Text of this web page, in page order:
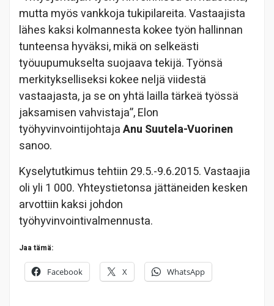
mutta myös vankkoja tukipilareita. Vastaajista
lähes kaksi kolmannesta kokee työn hallinnan
tunteensa hyväksi, mikä on selkeästi
työuupumukselta suojaava tekijä. Työnsä
merkitykselliseksi kokee neljä viidestä
vastaajasta, ja se on yhtä lailla tärkeä työssä
jaksamisen vahvistaja”, Elon
työhyvinvointijohtajaAnu Suutela-Vuorinen
sanoo.
Kyselytutkimus tehtiin 29.5.-9.6.2015. Vastaajia
oli yli 1 000. Yhteystietonsa jättäneiden kesken
arvottiin kaksi johdon
työhyvinvointivalmennusta.
Jaa tämä:
Facebook X WhatsApp